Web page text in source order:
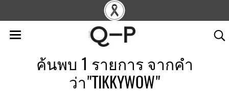
ค้นพบ 1 รายการ จากคำ
ว่า"TIKKYWOW"